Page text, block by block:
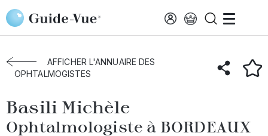
Aller au contenu principal
Accueil Annuaire des ophtalmologistes
Bordeaux
Basili Michèle
AFFICHER L'ANNUAIRE DES
OPHTALMOGISTES
Basili Michèle
Ophtalmologiste à BORDEAUX